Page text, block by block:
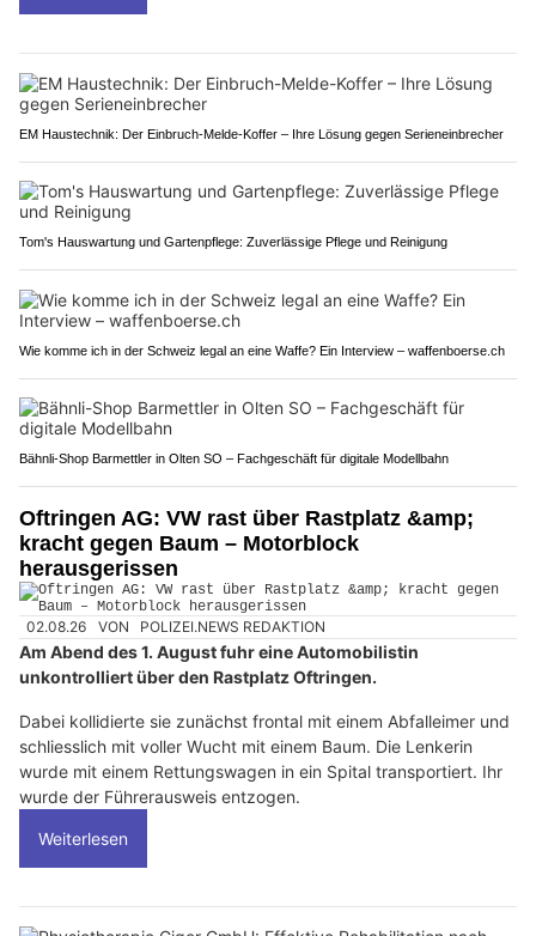
EM Haustechnik: Der Einbruch-Melde-Koffer – Ihre Lösung gegen Serieneinbrecher
Tom's Hauswartung und Gartenpflege: Zuverlässige Pflege und Reinigung
Wie komme ich in der Schweiz legal an eine Waffe? Ein Interview – waffenboerse.ch
Bähnli-Shop Barmettler in Olten SO – Fachgeschäft für digitale Modellbahn
Oftringen AG: VW rast über Rastplatz &amp;
kracht gegen Baum – Motorblock
herausgerissen
02.08.26 VON POLIZEI.NEWS REDAKTION
Am Abend des 1. August fuhr eine Automobilistin
unkontrolliert über den Rastplatz Oftringen.
Dabei kollidierte sie zunächst frontal mit einem Abfalleimer und
schliesslich mit voller Wucht mit einem Baum. Die Lenkerin
wurde mit einem Rettungswagen in ein Spital transportiert. Ihr
wurde der Führerausweis entzogen.
Weiterlesen